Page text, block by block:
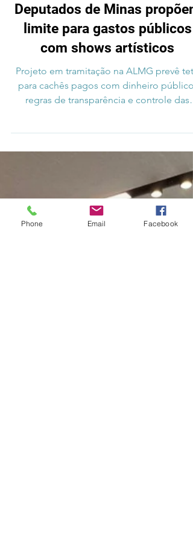
15 de mai. 2 min de leitura
Deputados de Minas propõem
limite para gastos públicos
com shows artísticos
Projeto em tramitação na ALMG prevê teto
para cachês pagos com dinheiro público,
Phone Email Facebook